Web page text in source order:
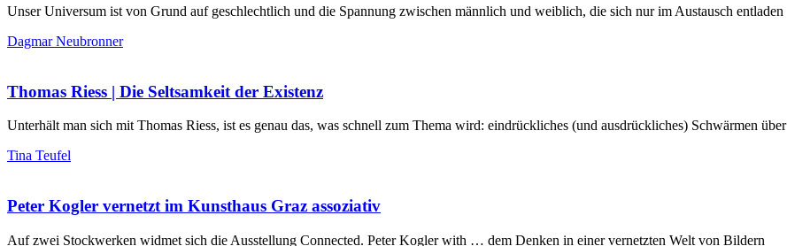
Unser Universum ist von Grund auf geschlechtlich und die Spannung zwischen männlich und weiblich, die sich nur im Austausch entladen
Dagmar Neubronner
Thomas Riess | Die Seltsamkeit der Existenz
Unterhält man sich mit Thomas Riess, ist es genau das, was schnell zum Thema wird: eindrückliches (und ausdrückliches) Schwärmen über
Tina Teufel
Peter Kogler vernetzt im Kunsthaus Graz assoziativ
Auf zwei Stockwerken widmet sich die Ausstellung Connected. Peter Kogler with … dem Denken in einer vernetzten Welt von Bildern